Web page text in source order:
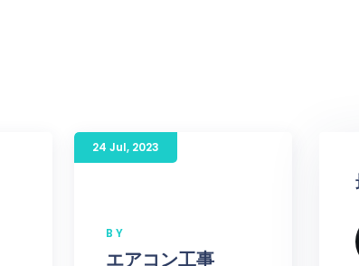
24 Jul, 2023
BY
エアコン工事